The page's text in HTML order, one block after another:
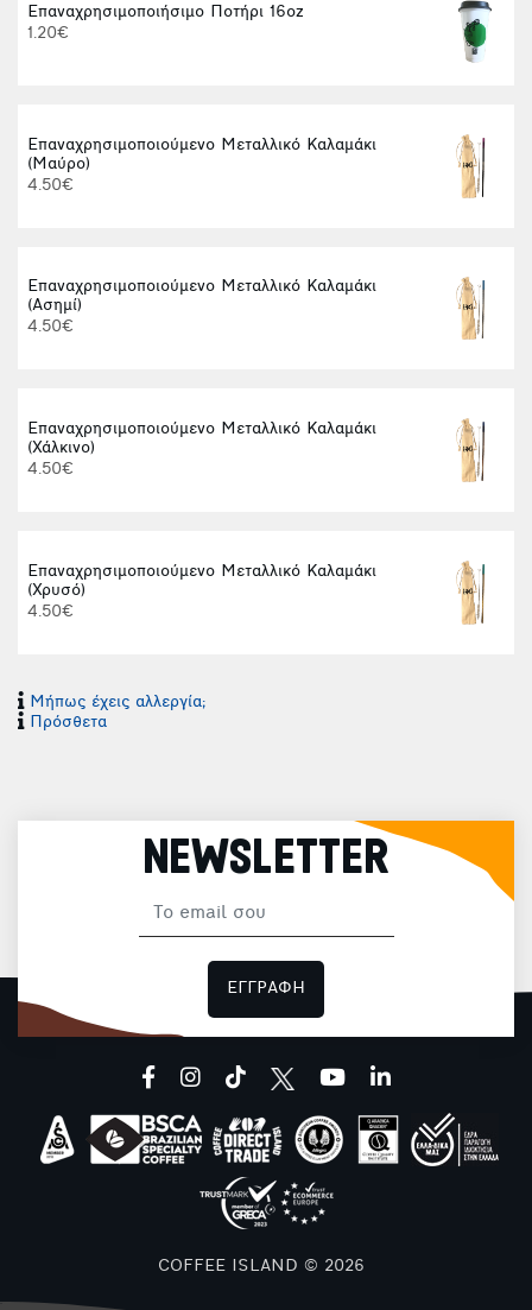
Επαναχρησιμοποιήσιμο Ποτήρι 16oz
1.20€
Επαναχρησιμοποιούμενο Μεταλλικό Καλαμάκι
(Μαύρο)
4.50€
Επαναχρησιμοποιούμενο Μεταλλικό Καλαμάκι
(Ασημί)
4.50€
Επαναχρησιμοποιούμενο Μεταλλικό Καλαμάκι
(Χάλκινο)
4.50€
Επαναχρησιμοποιούμενο Μεταλλικό Καλαμάκι
(Χρυσό)
4.50€
Μήπως έχεις αλλεργία;
Πρόσθετα
NEWSLETTER
ΕΓΓΡΑΦΗ
facebookinstagram
tiktok youtubelinkedin
COFFEE ISLAND © 2026